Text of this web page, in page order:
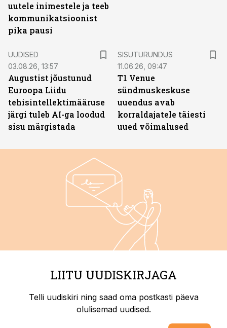
uutele inimestele ja teeb
kommunikatsioonist
pika pausi
UUDISED
03.08.26, 13:57
Augustist jõustunud
Euroopa Liidu
tehisintellektimääruse
järgi tuleb AI-ga loodud
sisu märgistada
SISUTURUNDUS
11.06.26, 09:47
T1 Venue
sündmuskeskuse
uuendus avab
korraldajatele täiesti
uued võimalused
LIITU UUDISKIRJAGA
Telli uudiskiri ning saad oma postkasti päeva
olulisemad uudised.